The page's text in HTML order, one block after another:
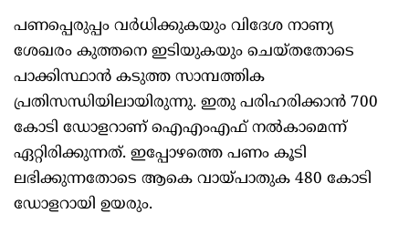
പണപ്പെരുപ്പം വർധിക്കുകയും വിദേശ നാണ്യ
ശേഖരം കുത്തനെ ഇടിയുകയും ചെയ്തതോടെ
പാക്കിസ്ഥാൻ കടുത്ത സാമ്പത്തിക
പ്രതിസന്ധിയിലായിരുന്നു. ഇതു പരിഹരിക്കാൻ 700
കോടി ഡോളറാണ് ഐഎംഎഫ് നൽകാമെന്ന്
ഏറ്റിരിക്കുന്നത്. ഇപ്പോഴത്തെ പണം കൂടി
ലഭിക്കുന്നതോടെ ആകെ വായ്പാതുക 480 കോടി
ഡോളറായി ഉയരും.